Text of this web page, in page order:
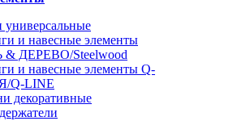
универсальные
и навесные элементы
ДЕРЕВО/Steelwood
и навесные элементы Q-
Q-LINE
декоративные